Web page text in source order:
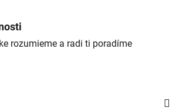
rozumieme a radi ti poradíme